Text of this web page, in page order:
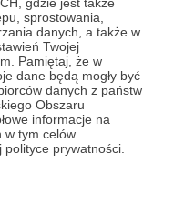
sprostowania,
danych, a także w
Twojej
Pamiętaj, że w
dane będą mogły być
danych z państw
Obszaru
informacje na
w tym celów
prywatności.
jest na